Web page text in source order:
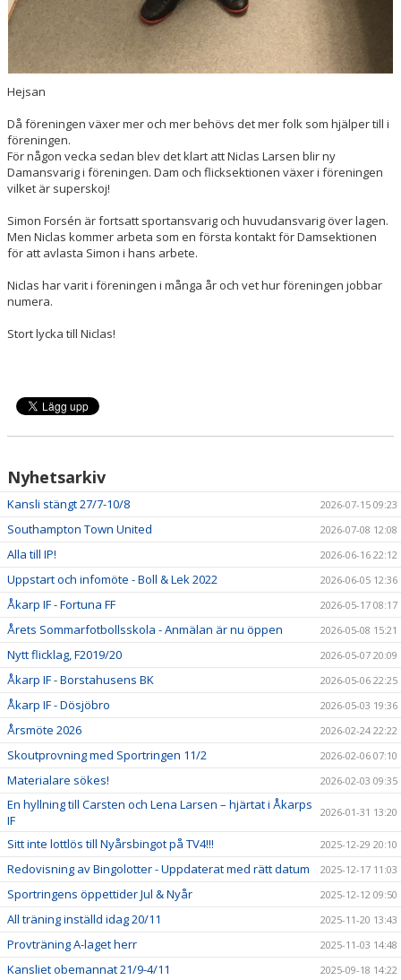
Hejsan
Då föreningen växer mer och mer behövs det mer folk som hjälper till i
föreningen.
För någon vecka sedan blev det klart att Niclas Larsen blir ny
Damansvarig i föreningen. Dam och flicksektionen växer i föreningen
vilket är superskoj!
Simon Forsén är fortsatt sportansvarig och huvudansvarig över lagen.
Men Niclas kommer arbeta som en första kontakt för Damsektionen
för att avlasta Simon i hans arbete.
Niclas har varit i föreningen i många år och vet hur föreningen jobbar
numera.
Stort lycka till Niclas!
Nyhetsarkiv
Kansli stängt 27/7-10/8 2026-07-15 09:23
Southampton Town United 2026-07-08 12:08
Alla till IP! 2026-06-16 22:12
Uppstart och infomöte - Boll & Lek 2022 2026-06-05 12:36
Åkarp IF - Fortuna FF 2026-05-17 08:17
Årets Sommarfotbollsskola - Anmälan är nu öppen 2026-05-08 15:21
Nytt flicklag, F2019/20 2026-05-07 20:09
Åkarp IF - Borstahusens BK 2026-05-06 22:25
Åkarp IF - Dösjöbro 2026-05-03 19:36
Årsmöte 2026 2026-02-24 22:22
Skoutprovning med Sportringen 11/2 2026-02-06 07:10
Materialare sökes! 2026-02-03 09:35
En hyllning till Carsten och Lena Larsen – hjärtat i Åkarps
IF
2026-01-31 13:20
Sitt inte lottlös till Nyårsbingot på TV4!!! 2025-12-29 20:10
Redovisning av Bingolotter - Uppdaterat med rätt datum 2025-12-17 11:03
Sportringens öppettider Jul & Nyår 2025-12-12 09:50
All träning inställd idag 20/11 2025-11-20 13:43
Provträning A-laget herr 2025-11-03 14:48
Kansliet obemannat 21/9-4/11 2025-09-18 14:22